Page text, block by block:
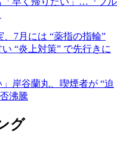
、7月には “薬指の指輪”
“炎上対策” で先行きに
岸谷蘭丸、喫煙者が “迫
沸騰
グ